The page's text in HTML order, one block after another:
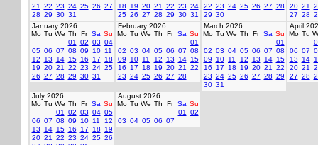
21
22 23 24 25 26 27
28 29 30 31
18
19 20 21 22 23 24
25 26 27 28 29 30 31
22 23 24 25 26 27 28
29 30
20 21
27 28
January 2026
Mo Tu We Th Fr Sa Su
01
02 03 04
05 06 07 08 09 10 11
12
13 14 15 16 17
18
19 20 21 22 23 24 25
26 27 28 29 30 31
February 2026
Mo Tu We Th Fr Sa Su
01
02 03 04 05 06 07 08
09
10 11 12 13 14 15
16
17 18 19 20 21
22
23 24 25 26 27 28
March 2026
Mo Tu We Th Fr Sa Su
01
02 03 04 05 06 07 08
09
10 11 12 13 14 15
16
17 18 19 20 21
22
23 24 25 26 27 28 29
30 31
April
Mo Tu
06 07
13
14
20 21
27 28
July 2026
Mo Tu We Th Fr Sa Su
01
02 03 04 05
06 07 08 09 10 11
12
13
14 15 16 17 18
19
20 21 22 23 24 25 26
August 2026
Mo Tu We Th Fr Sa Su
01
02
03 04 05 06 07